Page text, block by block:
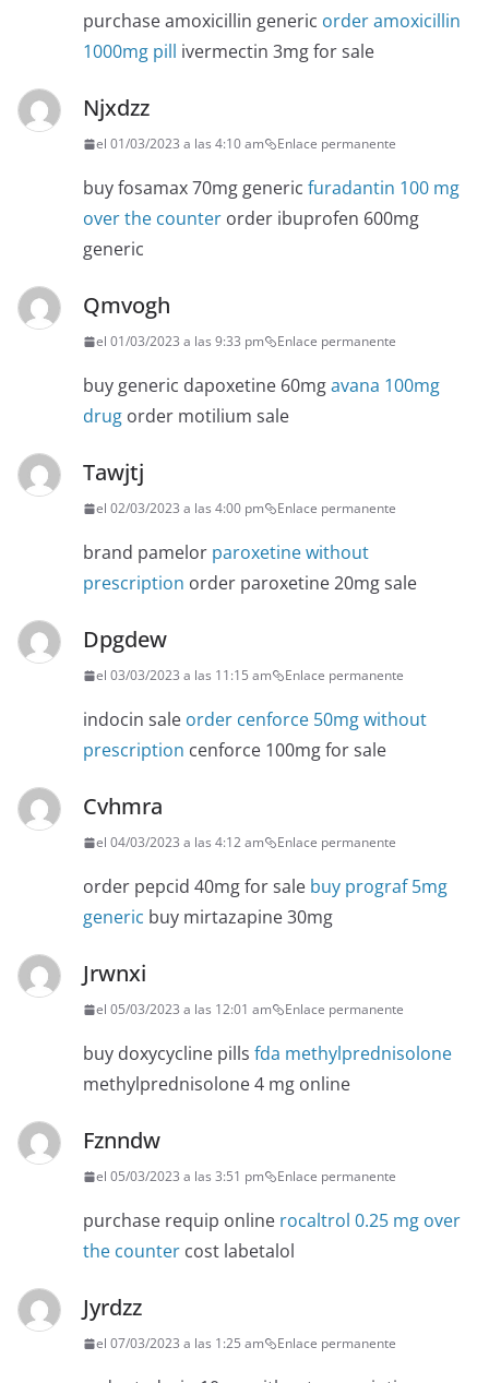
purchase amoxicillin generic order amoxicillin
1000mg pill ivermectin 3mg for sale
Njxdzz
el 01/03/2023 a las 4:10 am Enlace permanente
buy fosamax 70mg generic furadantin 100 mg
over the counter order ibuprofen 600mg
generic
Qmvogh
el 01/03/2023 a las 9:33 pm Enlace permanente
buy generic dapoxetine 60mgavana 100mg
drug order motilium sale
Tawjtj
el 02/03/2023 a las 4:00 pm Enlace permanente
brand pamelor paroxetine without
prescription order paroxetine 20mg sale
Dpgdew
el 03/03/2023 a las 11:15 am Enlace permanente
indocin sale order cenforce 50mg without
prescription cenforce 100mg for sale
Cvhmra
el 04/03/2023 a las 4:12 am Enlace permanente
order pepcid 40mg for sale buy prograf 5mg
generic buy mirtazapine 30mg
Jrwnxi
el 05/03/2023 a las 12:01 am Enlace permanente
buy doxycycline pills fda methylprednisolone
methylprednisolone 4 mg online
Fznndw
el 05/03/2023 a las 3:51 pm Enlace permanente
purchase requip online rocaltrol 0.25 mg over
the counter cost labetalol
Jyrdzz
el 07/03/2023 a las 1:25 am Enlace permanente